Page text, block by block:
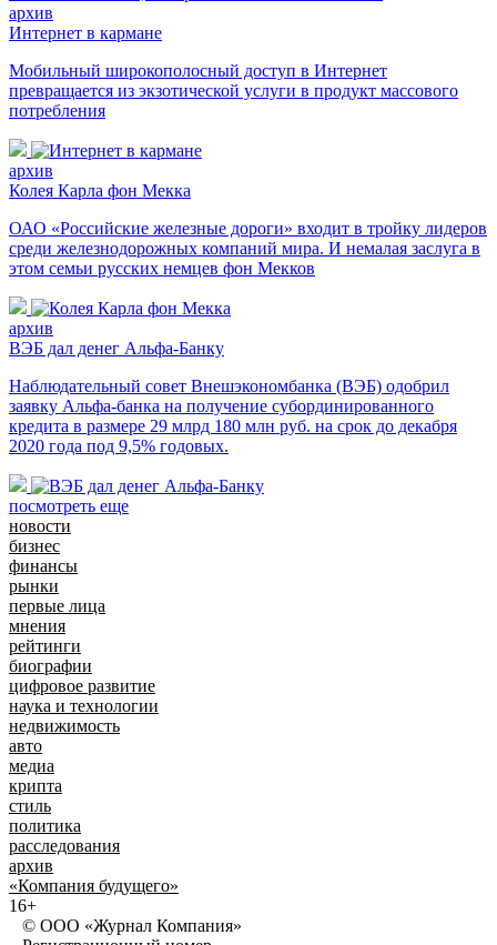
архив
Интернет в кармане
Мобильный широкополосный доступ в Интернет
превращается из экзотической услуги в продукт массового
потребления
архив
Колея Карла фон Мекка
ОАО «Российские железные дороги» входит в тройку лидеров
среди железнодорожных компаний мира. И немалая заслуга в
этом семьи русских немцев фон Мекков
архив
ВЭБ дал денег Альфа-Банку
Наблюдательный совет Внешэкономбанка (ВЭБ) одобрил
заявку Альфа-банка на получение субординированного
кредита в размере 29 млрд 180 млн руб. на срок до декабря
2020 года под 9,5% годовых.
посмотреть еще
новости
бизнес
финансы
рынки
первые лица
мнения
рейтинги
биографии
цифровое развитие
наука и технологии
недвижимость
авто
медиа
крипта
стиль
политика
расследования
архив
«Компания будущего»
16+
© ООО «Журнал Компания»